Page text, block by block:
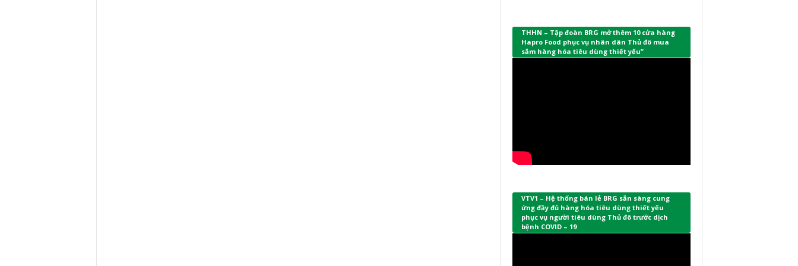
THHN – Tập đoàn BRG mở thêm 10 cửa hàng
Hapro Food phục vụ nhân dân Thủ đô mua
sắm hàng hóa tiêu dùng thiết yếu”
VTV1 – Hệ thống bán lẻ BRG sẵn sàng cung
ứng đầy đủ hàng hóa tiêu dùng thiết yếu
phục vụ người tiêu dùng Thủ đô trước dịch
bệnh COVID – 19